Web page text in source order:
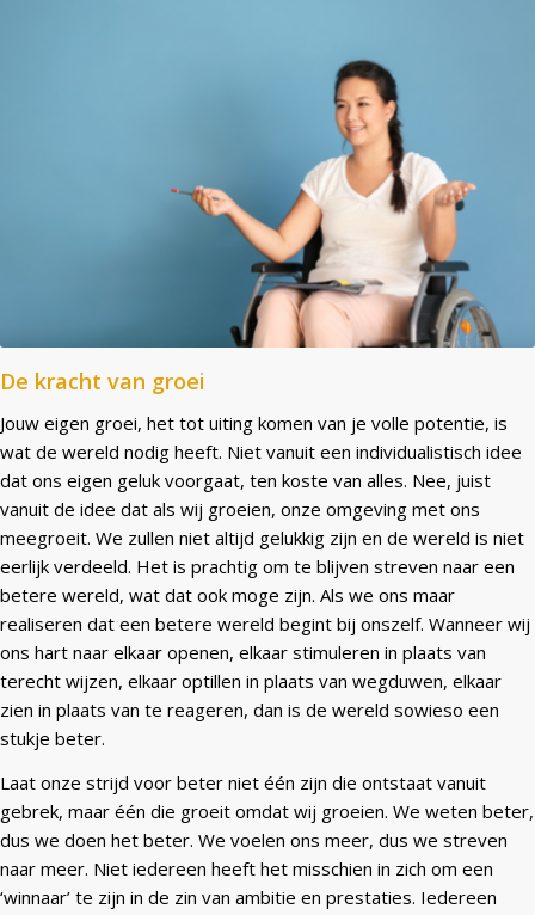
De kracht van groei
Jouw eigen groei, het tot uiting komen van je volle potentie, is
wat de wereld nodig heeft. Niet vanuit een individualistisch idee
dat ons eigen geluk voorgaat, ten koste van alles. Nee, juist
vanuit de idee dat als wij groeien, onze omgeving met ons
meegroeit. We zullen niet altijd gelukkig zijn en de wereld is niet
eerlijk verdeeld. Het is prachtig om te blijven streven naar een
betere wereld, wat dat ook moge zijn. Als we ons maar
realiseren dat een betere wereld begint bij onszelf. Wanneer wij
ons hart naar elkaar openen, elkaar stimuleren in plaats van
terecht wijzen, elkaar optillen in plaats van wegduwen, elkaar
zien in plaats van te reageren, dan is de wereld sowieso een
stukje beter.
Laat onze strijd voor beter niet één zijn die ontstaat vanuit
gebrek, maar één die groeit omdat wij groeien. We weten beter,
dus we doen het beter. We voelen ons meer, dus we streven
naar meer. Niet iedereen heeft het misschien in zich om een
‘winnaar’ te zijn in de zin van ambitie en prestaties. Iedereen